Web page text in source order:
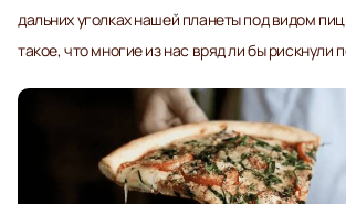
дальних уголках нашей планеты под видом
такое, что многие из нас вряд ли бы рискнули